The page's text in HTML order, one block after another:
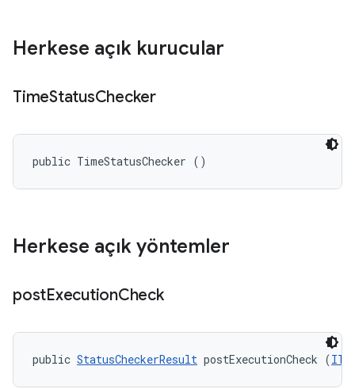
Herkese açık kurucular
TimeStatusChecker
public TimeStatusChecker ()
Herkese açık yöntemler
postExecutionCheck
public StatusCheckerResult postExecutionCheck (